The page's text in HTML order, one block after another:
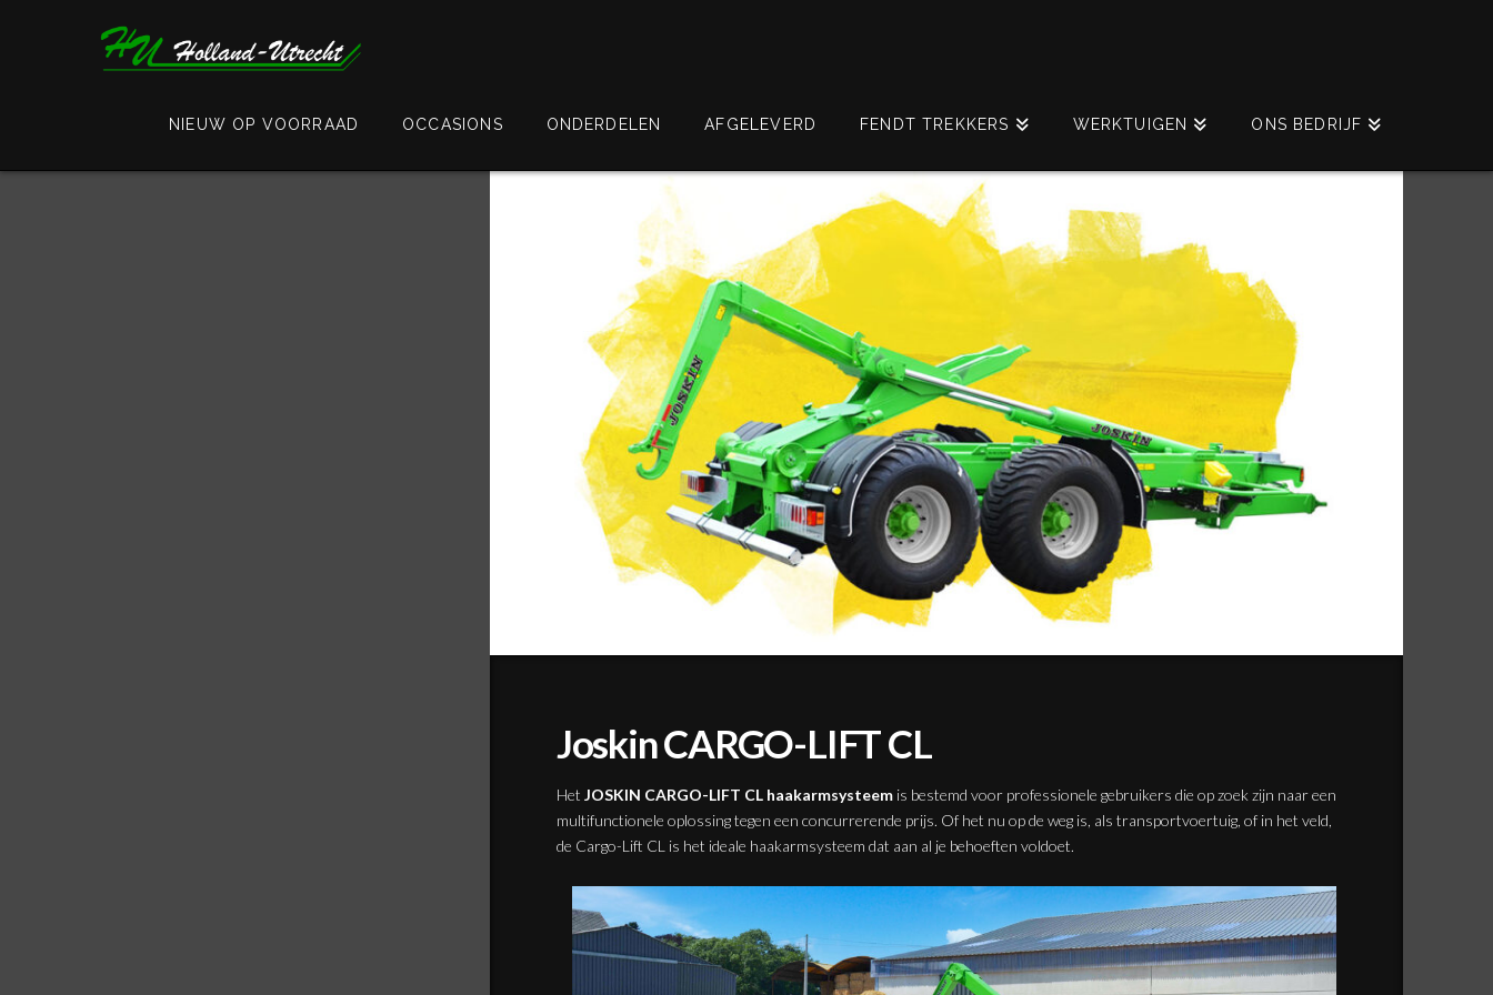
NIEUW OP VOORRAAD OCCASIONS ONDERDELEN AFGELEVERD FENDT TREKKERS WERKTUIGEN ONS BEDRIJF
Joskin CARGO-LIFT CL
Het JOSKIN CARGO-LIFT CL haakarmsysteemis bestemd voor professionele gebruikers die op zoek zijn naar een
multifunctionele oplossing tegen een concurrerende prijs. Of het nu op de weg is, als transportvoertuig, of in het veld,
de Cargo-Lift CL is het ideale haakarmsysteem dat aan al je behoeften voldoet.